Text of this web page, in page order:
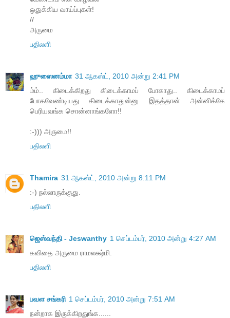
ஒதுக்கிய வாய்ப்புகள்!
//
அருமை
பதிலளி
ஹுஸைனம்மா 31 ஆகஸ்ட், 2010 அன்று 2:41 PM
ம்ம்.. கிடைக்கிறது கிடைக்காமப் போகாது.. கிடைக்காமப்
போகவேண்டியது கிடைக்காதுன்னு இதத்தான் அன்னிக்கே
பெரியவங்க சொன்னாங்களோ!!
:-))) அருமை!!
பதிலளி
Thamira 31 ஆகஸ்ட், 2010 அன்று 8:11 PM
:-) நல்லாருக்குது.
பதிலளி
ஜெஸ்வந்தி - Jeswanthy 1 செப்டம்பர், 2010 அன்று 4:27 AM
கவிதை அருமை ராமலக்ஷ்மி.
பதிலளி
பவள சங்கரி 1 செப்டம்பர், 2010 அன்று 7:51 AM
நன்றாக இருக்கிறதுங்க......